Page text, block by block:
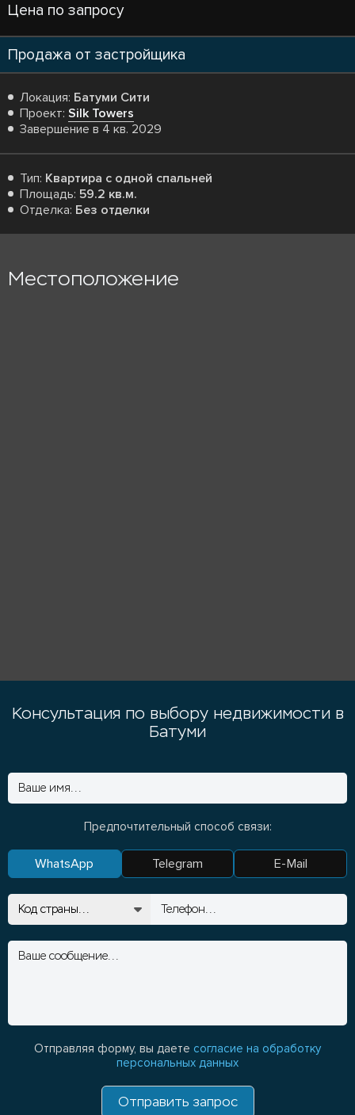
Цена по запросу
Продажа от застройщика
Локация: Батуми Сити
Проект: Silk Towers
Завершение в 4 кв. 2029
Тип: Квартира с одной спальней
Площадь: 59.2 кв.м.
Отделка: Без отделки
Местоположение
Консультация по выбору недвижимости в
Батуми
Предпочтительный способ связи:
WhatsApp Telegram E-Mail
Отправляя форму, вы даете согласие на обработку
персональных данных
Отправить запрос